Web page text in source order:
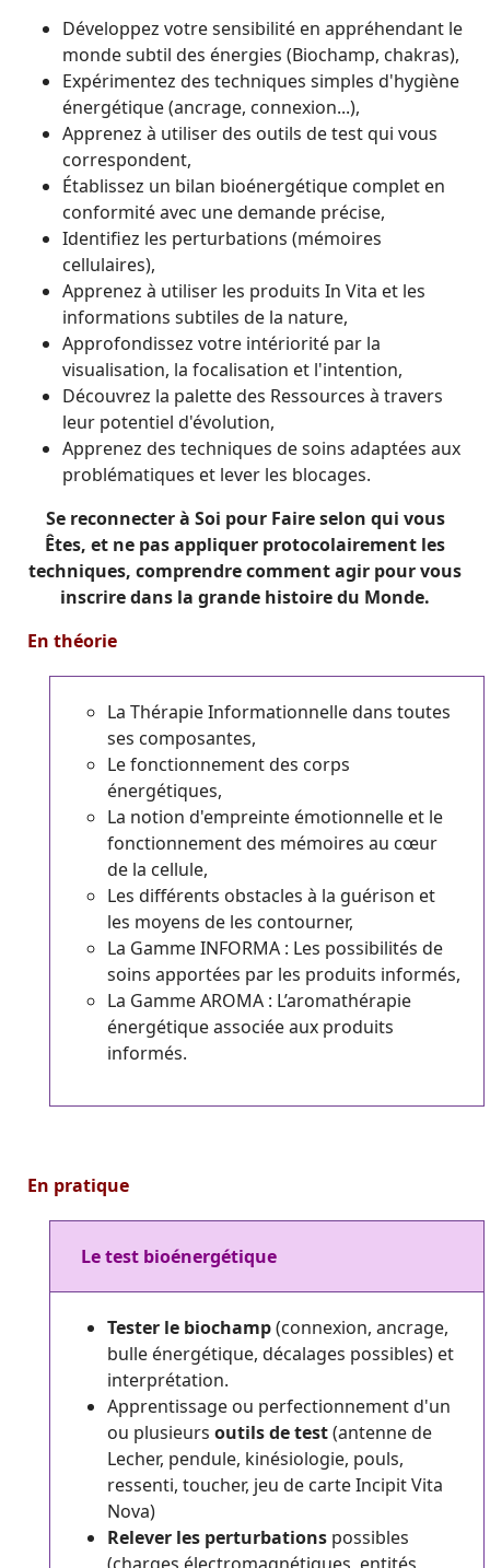
Développez votre sensibilité en appréhendant le
monde subtil des énergies (Biochamp, chakras),
Expérimentez des techniques simples d'hygiène
énergétique (ancrage, connexion...),
Apprenez à utiliser des outils de test qui vous
correspondent,
Établissez un bilan bioénergétique complet en
conformité avec une demande précise,
Identifiez les perturbations (mémoires
cellulaires),
Apprenez à utiliser les produits In Vita et les
informations subtiles de la nature,
Approfondissez votre intériorité par la
visualisation, la focalisation et l'intention,
Découvrez la palette des Ressources à travers
leur potentiel d'évolution,
Apprenez des techniques de soins adaptées aux
problématiques et lever les blocages.
Se reconnecter à Soi pour Faire selon qui vous
Êtes, et ne pas appliquer protocolairement les
techniques, comprendre comment agir pour vous
inscrire dans la grande histoire du Monde.
En théorie
La Thérapie Informationnelle dans toutes
ses composantes,
Le fonctionnement des corps
énergétiques,
La notion d'empreinte émotionnelle et le
fonctionnement des mémoires au cœur
de la cellule,
Les différents obstacles à la guérison et
les moyens de les contourner,
La Gamme INFORMA : Les possibilités de
soins apportées par les produits informés,
La Gamme AROMA : L’aromathérapie
énergétique associée aux produits
informés.
En pratique
Le test bioénergétique
Tester le biochamp(connexion, ancrage,
bulle énergétique, décalages possibles) et
interprétation.
Apprentissage ou perfectionnement d'un
ou plusieurs outils de test(antenne de
Lecher, pendule, kinésiologie, pouls,
ressenti, toucher, jeu de carte Incipit Vita
Nova)
Relever les perturbations possibles